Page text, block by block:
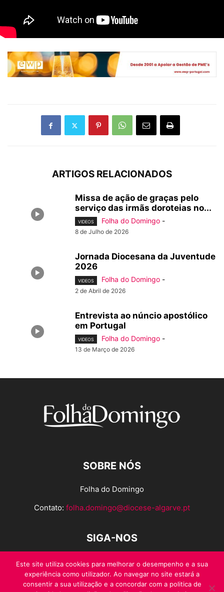
ARTIGOS RELACIONADOS
Missa de ação de graças pelo
serviço das irmãs doroteias no...
VIDEOS Folha do Domingo -
8 de Julho de 2026
Jornada Diocesana da Juventude
2026
VIDEOS Folha do Domingo -
2 de Abril de 2026
Entrevista ao núncio apostólico
em Portugal
VIDEOS Folha do Domingo -
13 de Março de 2026
SOBRE NÓS
Folha do Domingo
Contato: folha.domingo@diocese-algarve.pt
SIGA-NOS
Este site utiliza cookies para melhorar o desempenho e a sua
experiência como utilizador. Ao navegar no site estará a
consentir a sua utilização e a concordar com a politica de